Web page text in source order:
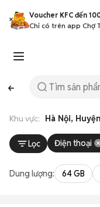
Voucher KFC đến
Chỉ có trên app Chợ
Khu vực: Hà Nội,
Lọc Điện thoại
Dung lượng: 64 GB